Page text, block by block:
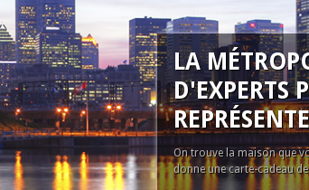
LA
D'EXPERTS
On trouve la maison que
donne une carte-cadeau